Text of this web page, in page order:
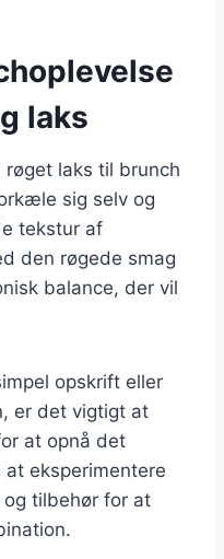
laks
laks til brunch
sig selv og
tekstur af
den røgede smag
balance, der vil
opskrift eller
er det vigtigt at
at opnå det
eksperimentere
tilbehør for at